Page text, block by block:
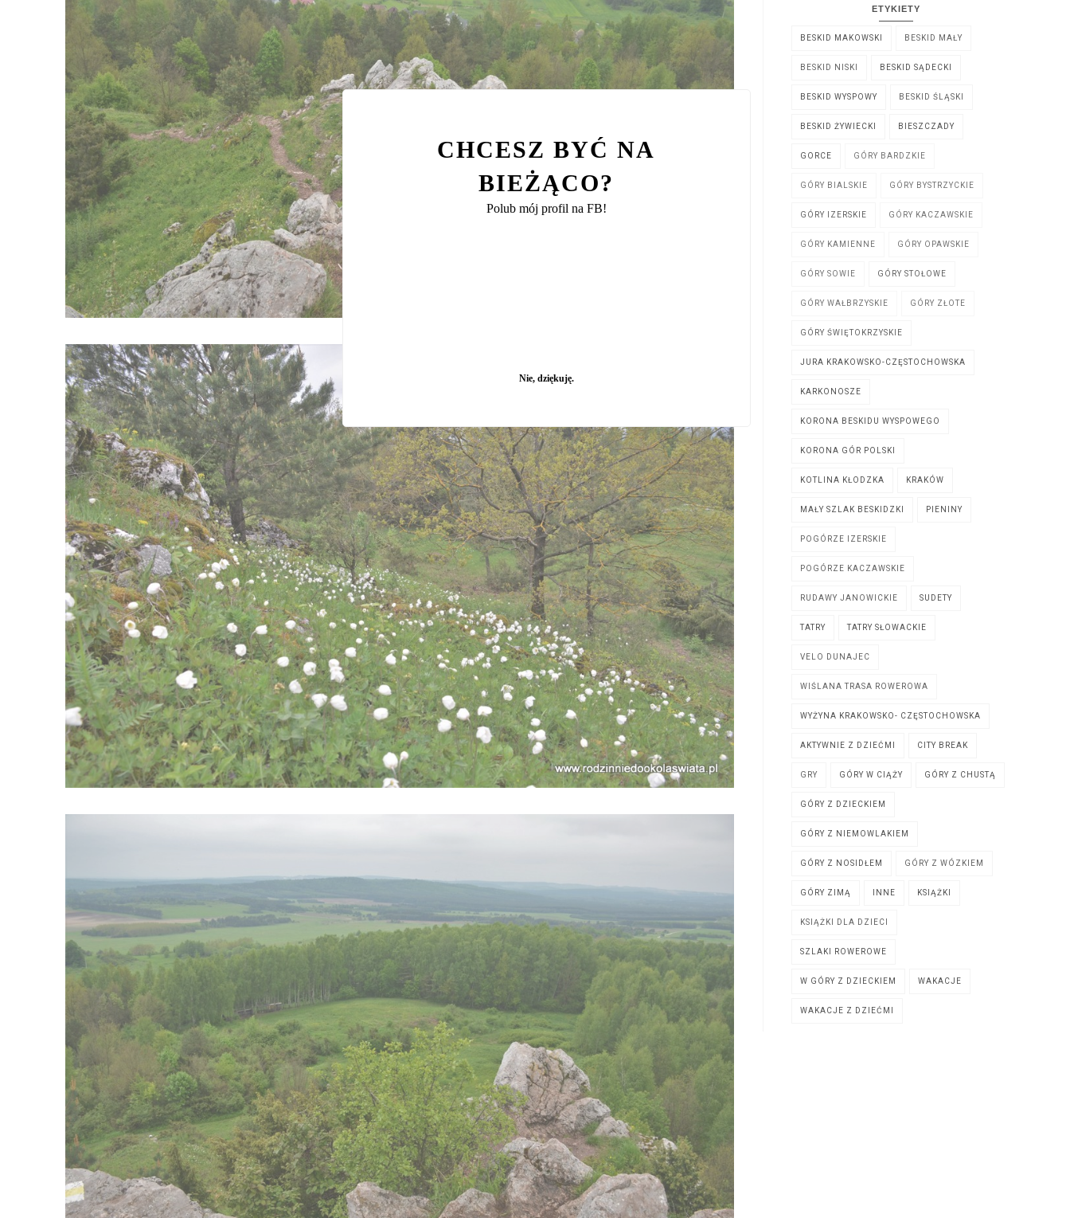
ETYKIETY
BESKID MAKOWSKI BESKID MAŁY
BESKID NISKI BESKID SĄDECKI
BESKID WYSPOWY BESKID ŚLĄSKI
BESKID ŻYWIECKI BIESZCZADY
GORCE GÓRY BARDZKIE
GÓRY BIALSKIE GÓRY BYSTRZYCKIE
GÓRY IZERSKIE GÓRY KACZAWSKIE
GÓRY KAMIENNE GÓRY OPAWSKIE
GÓRY SOWIE GÓRY STOŁOWE
GÓRY WAŁBRZYSKIE GÓRY ZŁOTE
GÓRY ŚWIĘTOKRZYSKIE
JURA KRAKOWSKO-CZĘSTOCHOWSKA
KARKONOSZE
KORONA BESKIDU WYSPOWEGO
KORONA GÓR POLSKI
KOTLINA KŁODZKA KRAKÓW
MAŁY SZLAK BESKIDZKI PIENINY
POGÓRZE IZERSKIE
POGÓRZE KACZAWSKIE
RUDAWY JANOWICKIE SUDETY
TATRY TATRY SŁOWACKIE
VELO DUNAJEC
WIŚLANA TRASA ROWEROWA
WYŻYNA KRAKOWSKO- CZĘSTOCHOWSKA
AKTYWNIE Z DZIEĆMI CITY BREAK
GRY GÓRY W CIĄŻY GÓRY Z CHUSTĄ
GÓRY Z DZIECKIEM
GÓRY Z NIEMOWLAKIEM
GÓRY Z NOSIDŁEM GÓRY Z WÓZKIEM
GÓRY ZIMĄ INNE KSIĄŻKI
KSIĄŻKI DLA DZIECI
SZLAKI ROWEROWE
W GÓRY Z DZIECKIEM WAKACJE
WAKACJE Z DZIEĆMI
CHCESZ BYĆ NA
BIEŻĄCO?
Polub mój profil na FB!